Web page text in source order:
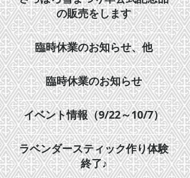
の販売をします
臨時休業のお知らせ、他
臨時休業のお知らせ
イベント情報（9/22～10/7）
ラベンダースティック作り体験
終了♪